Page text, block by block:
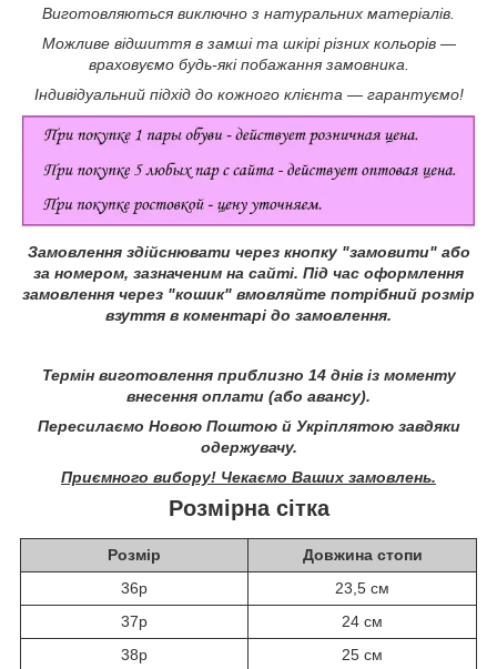
Виготовляються виключно з натуральних матеріалів.
Можливе відшиття в замші та шкірі різних кольорів —
враховуємо будь-які побажання замовника.
Індивідуальний підхід до кожного клієнта — гарантуємо!
Замовлення здійснювати через кнопку "замовити" або
за номером, зазначеним на сайті. Під час оформлення
замовлення через "кошик" вмовляйте потрібний розмір
взуття в коментарі до замовлення.
Термін виготовлення приблизно 14 днів із моменту
внесення оплати (або авансу).
Пересилаємо Новою Поштою й Укріплятою завдяки
одержувачу.
Приємного вибору! Чекаємо Ваших замовлень.
Розмірна сітка
Розмір
Довжина стопи
36р
23,5 см
37р
24 см
38р
25 см